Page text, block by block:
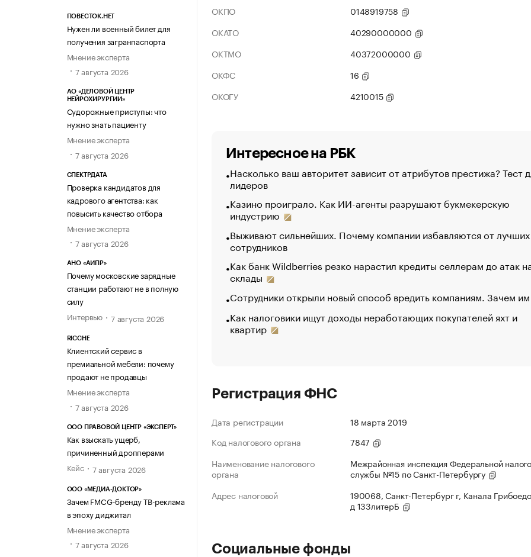
ПОВЕСТОК.НЕТ
Нужен ли военный билет для
получения загранпаспорта
Мнение эксперта
7 августа 2026
АО «ДЕЛОВОЙ ЦЕНТР
НЕЙРОХИРУРГИИ»
Судорожные приступы: что
нужно знать пациенту
Мнение эксперта
7 августа 2026
СПЕКТРДАТА
Проверка кандидатов для
кадрового агентства: как
повысить качество отбора
Мнение эксперта
7 августа 2026
АНО «АИПР»
Почему московские зарядные
станции работают не в полную
силу
Интервью
7 августа 2026
RICCHE
Клиентский сервис в
премиальной мебели: почему
продают не продавцы
Мнение эксперта
7 августа 2026
ООО ПРАВОВОЙ ЦЕНТР «ЭКСПЕРТ»
Как взыскать ущерб,
причиненный дропперами
Кейс
7 августа 2026
ООО «МЕДИА-ДОКТОР»
Зачем FMCG-бренду ТВ-реклама
в эпоху диджитал
Мнение эксперта
7 августа 2026
ОКПО
0148919758
ОКАТО
40290000000
ОКТМО
40372000000
ОКФС
16
ОКОГУ
4210015
Интересное на РБК
Насколько ваш авторитет зависит от атрибутов престижа? Тест
лидеров
Казино проиграло. Как ИИ-агенты разрушают букмекерскую
индустрию
Выживают сильнейших. Почему компании избавляются от лучших
сотрудников
Как банк Wildberries резко нарастил кредиты селлерам до атак
склады
Сотрудники открыли новый способ вредить компаниям. Зачем
Как налоговики ищут доходы неработающих покупателей яхт и
квартир
Регистрация ФНС
Дата регистрации
18 марта 2019
Код налогового органа
7847
Наименование налогового
органа
Межрайонная инспекция Федеральной
службы №15 по Санкт-Петербургу
Адрес налоговой
190068, Санкт-Петербург г, Канала
д 133литерБ
Социальные фонды